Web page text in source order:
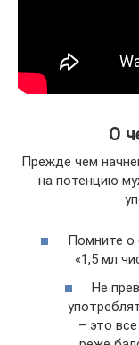
О
Прежде чем
на потенцию
Помните о
«1,5 мл
Не
– это